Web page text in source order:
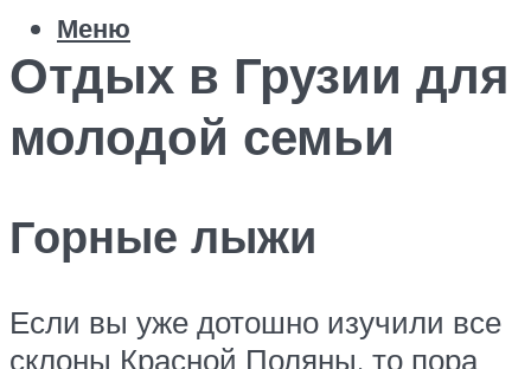
Меню
Отдых в Грузии для
молодой семьи
Горные лыжи
Если вы уже дотошно изучили все
склоны Красной Поляны, то пора